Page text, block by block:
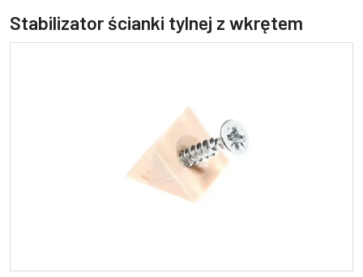
Stabilizator ścianki tylnej z wkrętem